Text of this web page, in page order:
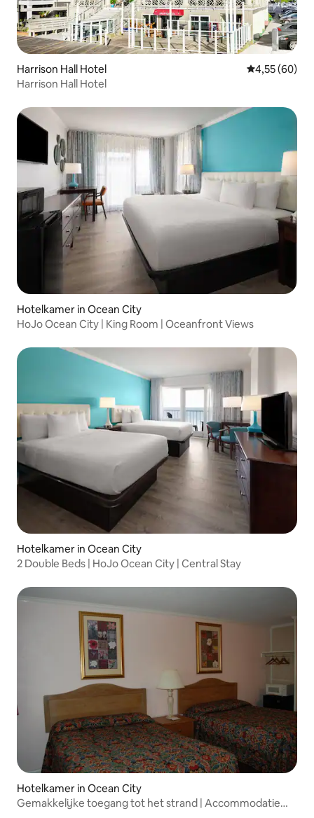
Harrison Hall Hotel Gemiddelde
4,55 (60)
Harrison Hall Hotel
Hotelkamer in Ocean City
HoJo Ocean City | King Room | Oceanfront Views
Hotelkamer in Ocean City
2 Double Beds | HoJo Ocean City | Central Stay
Hotelkamer in Ocean City
Gemakkelijke toegang tot het strand | Accommodatie